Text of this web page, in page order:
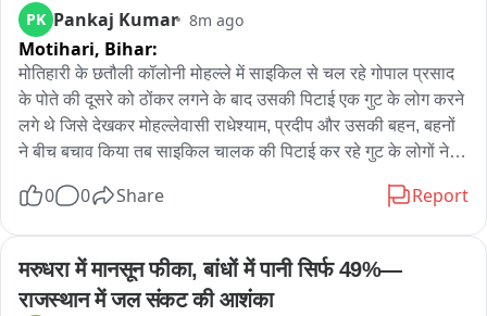
PK Pankaj Kumar 8m ago
Motihari, Bihar:
मोतिहारी के छतौली कॉलोनी मोहल्ले में साइकिल से चल रहे गोपाल प्रसाद
के पोते की दूसरे को ठोंकर लगने के बाद उसकी पिटाई एक गुट के लोग करने
लगे थे जिसे देखकर मोहल्लेवासी राधेश्याम, प्रदीप और उसकी बहन, बहनों
ने बीच बचाव किया तब साइकिल चालक की पिटाई कर रहे गुट के लोगों ने
रहा है। छतौनी के प्रदीप शर्मा, मोहन उसके बहन और बेटे के साथ लाठी
जानकारी मिली और मामला उग्र हो गया और घटना सांप्रदायिक रंग लेने
लगा लेकिन प्रशासन की तत्परता से बड़ी घटना टली। तकरीबन एक दर्जन
थाने की पुलिस और अतिरिक्त 500 जवानों ने मोर्चा संभाला। आरोपी मोह.
0 0 Share Report
मरुधरा में मानसून फीका, बांधों में पानी सिर्फ 49%—
राजस्थान में जल संकट की आशंका